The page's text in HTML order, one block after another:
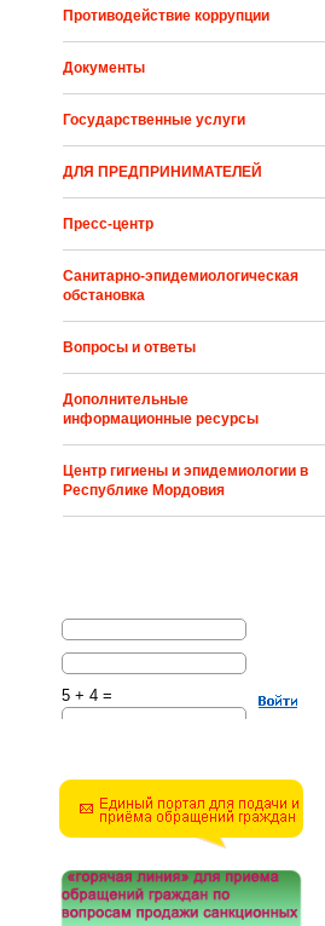
Противодействие коррупции
Документы
Государственные услуги
ДЛЯ ПРЕДПРИНИМАТЕЛЕЙ
Пресс-центр
Санитарно-эпидемиологическая
обстановка
Вопросы и ответы
Дополнительные
информационные ресурсы
Центр гигиены и эпидемиологии в
Республике Мордовия
5 + 4 =